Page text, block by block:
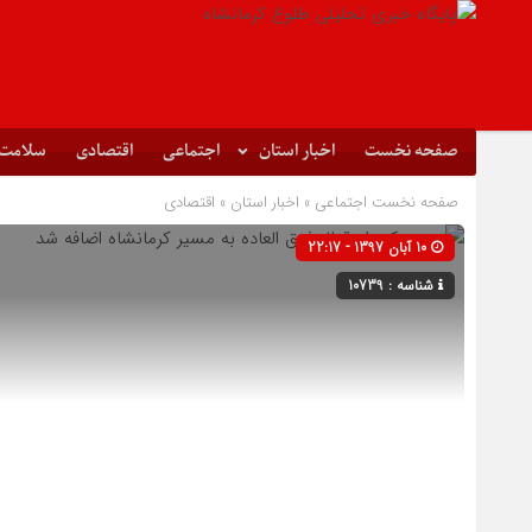
صفحه نخست اخبار استان اجتماعی اقتصادی
صفحه نخست اجتماعی » اخبار استان » اقتصادی
شناسه : 10739